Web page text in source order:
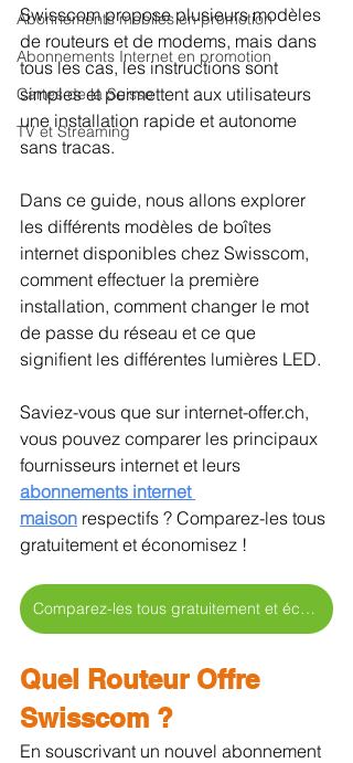
Abonnements mobiles en promotion
Abonnements Internet en promotion
Cartes de la Suisse
TV et Streaming
Swisscom propose plusieurs modèles
de routeurs et de modems, mais dans
tous les cas, les instructions sont
simples et permettent aux utilisateurs
une installation rapide et autonome
sans tracas.
Dans ce guide, nous allons explorer
les différents modèles de boîtes
internet disponibles chez Swisscom,
comment effectuer la première
installation, comment changer le mot
de passe du réseau et ce que
signifient les différentes lumières LED.
Saviez-vous que sur internet-offer.ch,
vous pouvez comparer les principaux
fournisseurs internet et leurs
abonnements internet
maison respectifs ? Comparez-les tous
gratuitement et économisez !
Comparez-les tous gratuitement et économisez !
Quel Routeur Offre
Swisscom ?
En souscrivant un nouvel abonnement